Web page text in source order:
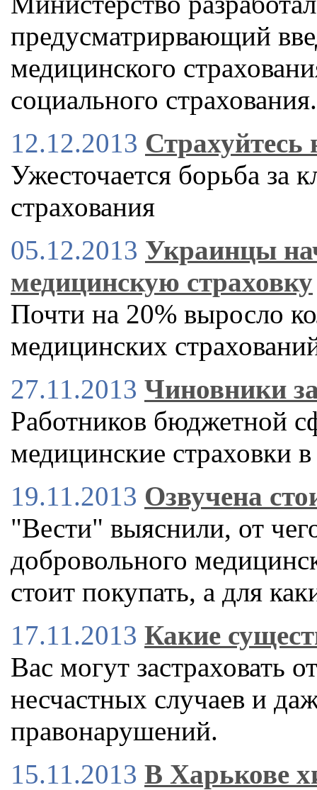
предусматрирвающий
медицинского
социального страхования.
12.12.2013 Страхуйтесь
Ужесточается борьба за
страхования
05.12.2013 Украинцы
медицинскую страховку
Почти на 20% выросло
медицинских
27.11.2013 Чиновники
Работников бюджетной
медицинские страховки
19.11.2013 Озвучена
"Вести" выяснили, от
добровольного
стоит покупать, а для
17.11.2013 Какие
Вас могут застраховать
несчастных случаев и
правонарушений.
15.11.2013 В Харькове